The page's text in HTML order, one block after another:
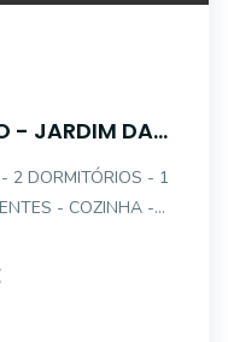
- JARDIM DA
- COZINHA -
EMPREGADA -
DE GARAGEM A